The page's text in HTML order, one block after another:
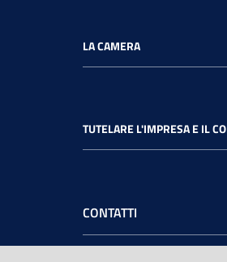
LA CAMERA
TUTELARE L'IMPRESA E IL
CONTATTI